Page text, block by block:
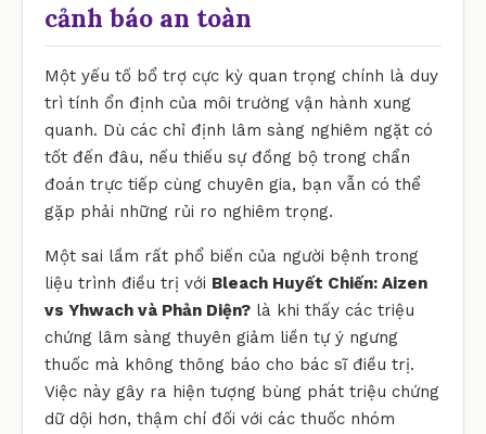
cảnh báo an toàn
Một yếu tố bổ trợ cực kỳ quan trọng chính là duy
trì tính ổn định của môi trường vận hành xung
quanh. Dù các chỉ định lâm sàng nghiêm ngặt có
tốt đến đâu, nếu thiếu sự đồng bộ trong chẩn
đoán trực tiếp cùng chuyên gia, bạn vẫn có thể
gặp phải những rủi ro nghiêm trọng.
Một sai lầm rất phổ biến của người bệnh trong
liệu trình điều trị với Bleach Huyết Chiến: Aizen
vs Yhwach và Phản Diện? là khi thấy các triệu
chứng lâm sàng thuyên giảm liền tự ý ngưng
thuốc mà không thông báo cho bác sĩ điều trị.
Việc này gây ra hiện tượng bùng phát triệu chứng
dữ dội hơn, thậm chí đối với các thuốc nhóm